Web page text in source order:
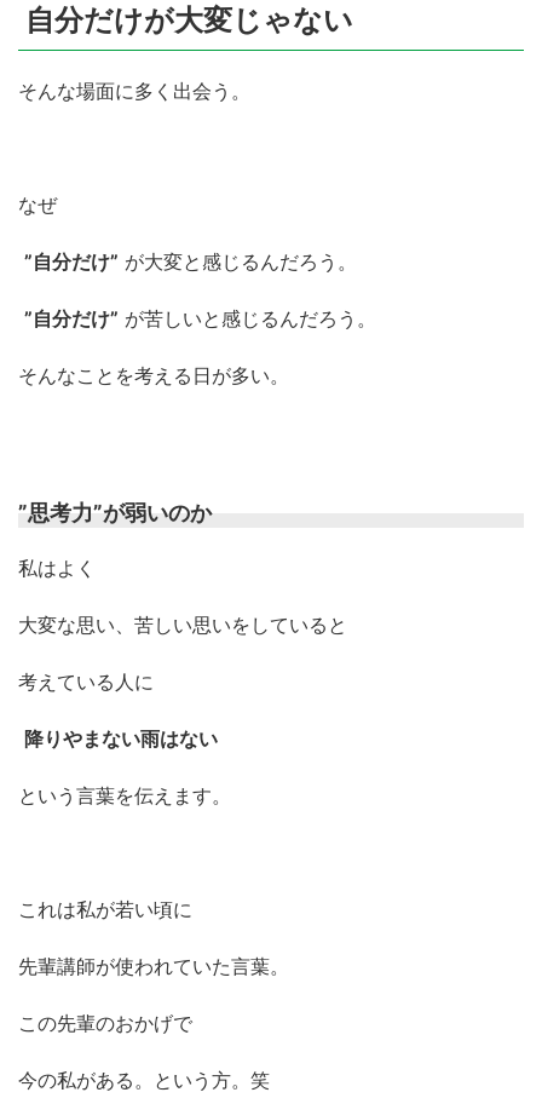
自分だけが大変じゃない
そんな場面に多く出会う。
なぜ
”自分だけ” が大変と感じるんだろう。
”自分だけ” が苦しいと感じるんだろう。
そんなことを考える日が多い。
”思考力”が弱いのか
私はよく
大変な思い、苦しい思いをしていると
考えている人に
降りやまない雨はない
という言葉を伝えます。
これは私が若い頃に
先輩講師が使われていた言葉。
この先輩のおかげで
今の私がある。という方。笑